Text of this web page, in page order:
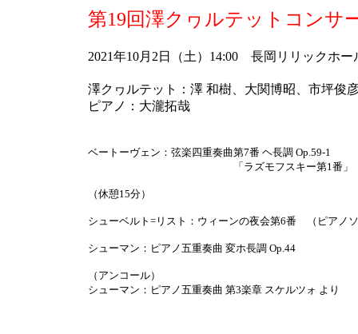
第19回澤クヮルテットコンサ
2021年10月2日（土）14:00 長岡リリックホー
澤クヮルテット：澤 和樹、大関博昭、市坪俊
ピアノ：大瀧拓哉
ベートーヴェン：弦楽四重奏曲第7番 ヘ長調 Op.59-1
「ラズモフスキー第1番」
（休憩15分）
シューベルト=リスト：ウィーンの夜会第6番 （ピアノ
シューマン：ピアノ五重奏曲 変ホ長調 Op.44
（アンコール）
シューマン：ピアノ五重奏曲 第3楽章 スケルツォ より